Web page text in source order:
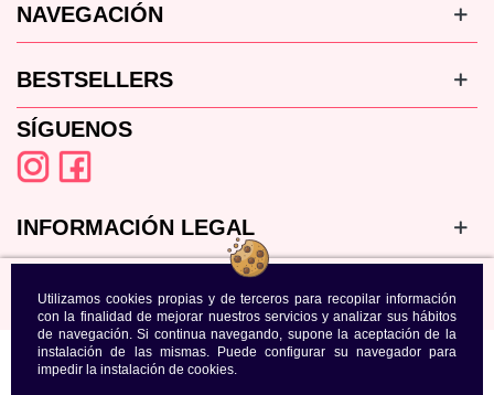
Utilizamos cookies propias y de terceros para recopilar información
con la finalidad de mejorar nuestros servicios y analizar sus hábitos
de navegación. Si continua navegando, supone la aceptación de la
instalación de las mismas. Puede configurar su navegador para
impedir la instalación de cookies.
NAVEGACIÓN
BESTSELLERS
SÍGUENOS
INFORMACIÓN LEGAL